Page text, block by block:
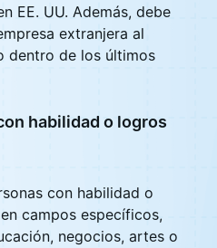
EE. UU. Además, debe
extranjera al
dentro de los últimos
habilidad o logros
con habilidad o
campos específicos,
negocios, artes o